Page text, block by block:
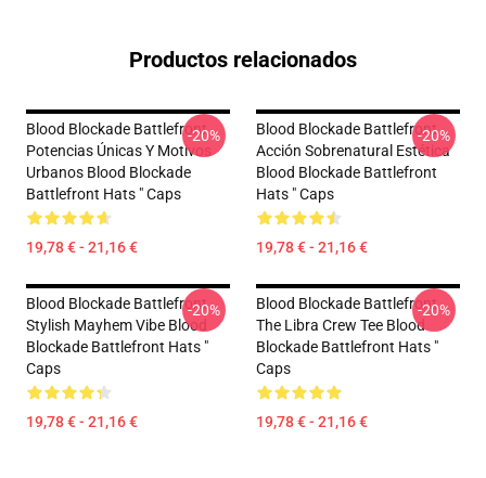
Productos relacionados
Blood Blockade Battlefront
Potencias Únicas Y Motivos
Urbanos Blood Blockade
Battlefront Hats " Caps
19,78 € - 21,16 €
-20%
Blood Blockade Battlefront
Acción Sobrenatural Estética
Blood Blockade Battlefront
Hats " Caps
19,78 € - 21,16 €
-20%
Blood Blockade Battlefront
Stylish Mayhem Vibe Blood
Blockade Battlefront Hats "
Caps
19,78 € - 21,16 €
-20%
Blood Blockade Battlefront
The Libra Crew Tee Blood
Blockade Battlefront Hats "
Caps
19,78 € - 21,16 €
-20%